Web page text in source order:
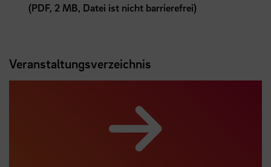
(PDF, 2 MB, Datei ist nicht barrierefrei)
Veranstaltungsverzeichnis